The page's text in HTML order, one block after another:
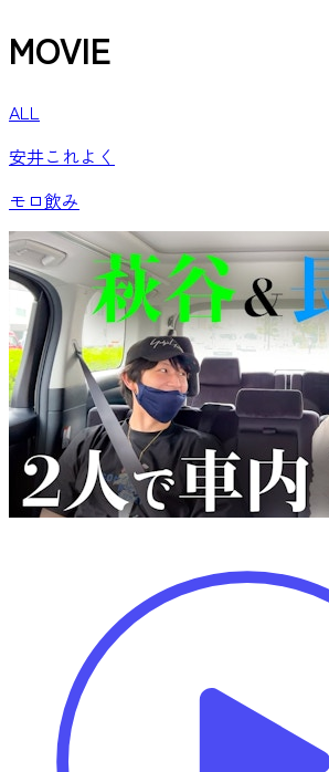
MOVIE
ALL
安井これよく
モロ飲み